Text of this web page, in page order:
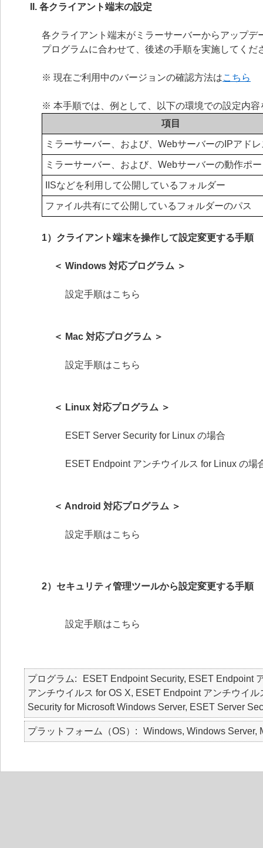
II. 各クライアント端末の設定
各クライアント端末がミラーサーバーからアップ
プログラムに合わせて、後述の手順を実施してくだ
※ 現在ご利用中のバージョンの確認方法はこちら
※ 本手順では、例として、以下の環境での設定内容
項目
ミラーサーバー、および、WebサーバーのIPアドレ
ミラーサーバー、および、Webサーバーの動作ポ
IISなどを利用して公開しているフォルダー
ファイル共有にて公開しているフォルダーのパス
1）クライアント端末を操作して設定変更する手順
＜ Windows 対応プログラム ＞
設定手順はこちら
＜ Mac 対応プログラム ＞
設定手順はこちら
＜ Linux 対応プログラム ＞
ESET Server Security for Linux の場合
ESET Endpoint アンチウイルス for Linux の場
＜ Android 対応プログラム ＞
設定手順はこちら
2）セキュリティ管理ツールから設定変更する手順
設定手順はこちら
プログラム
ESET Endpoint Security, ESET Endpoint
アンチウイルス for OS X, ESET Endpoint アンチウイ
Security for Microsoft Windows Server, ESET Server
プラットフォーム（OS） Windows, Windows Server,